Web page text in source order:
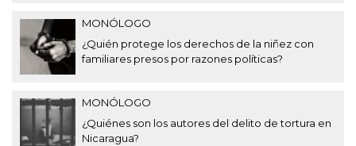
MONÓLOGO
¿Quién protege los derechos de la niñez con
familiares presos por razones políticas?
MONÓLOGO
¿Quiénes son los autores del delito de tortura en
Nicaragua?